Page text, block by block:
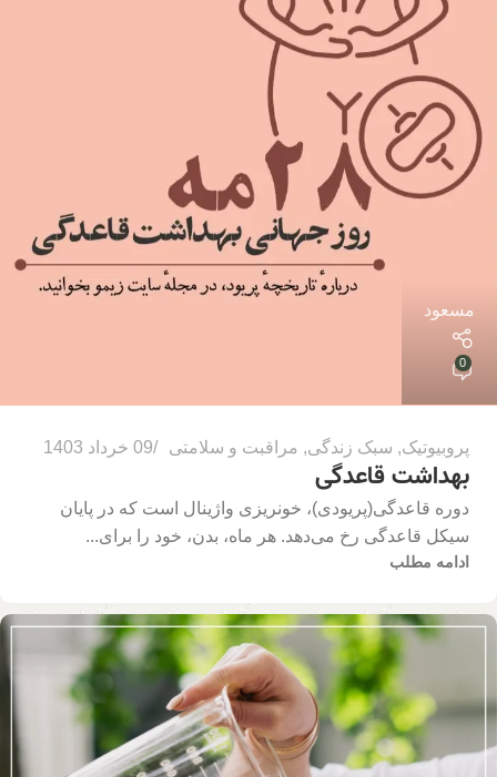
مسعود
0
پروبیوتیک, سبک زندگی, مراقبت و سلامتی 09 خرداد 1403
بهداشت قاعدگی
دوره قاعدگی(پریودی)، خونریزی واژینال است که در پایان
سیکل قاعدگی رخ می‌دهد. هر ماه، بدن، خود را برای...
ادامه مطلب